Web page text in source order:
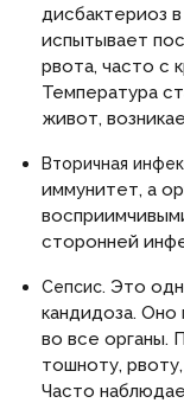
дисбактериоз
испытывает
рвота, часто с
Температура
живот,
Вторичная
иммунитет, а
сторонней
Сепсис. Это
кандидоза. Оно
во все органы.
тошноту,
Часто